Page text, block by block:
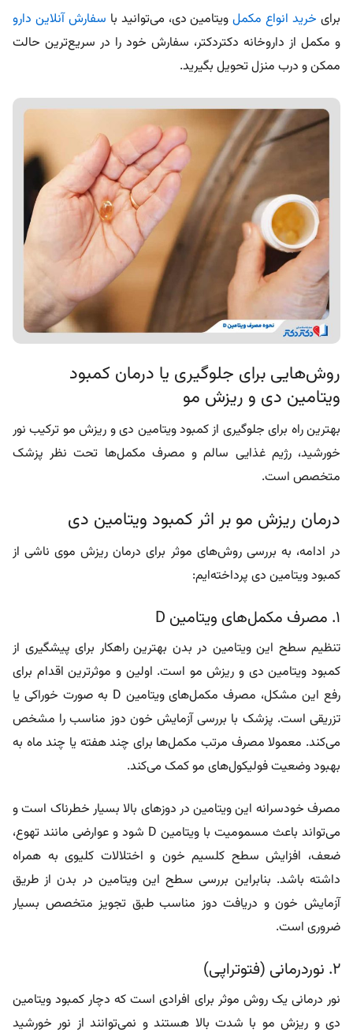
ممکن و درب منزل تحویل بگیرید.
روش‌هایی برای جلوگیری یا درمان کمبود
ویتامین دی و ریزش مو
بهترین راه برای جلوگیری از کمبود ویتامین دی و ریزش مو ترکیب نور
خورشید، رژیم غذایی سالم و مصرف مکمل‌ها تحت نظر پزشک
متخصص است.
درمان ریزش مو بر اثر کمبود ویتامین دی
کمبود ویتامین دی پرداخته‌ایم:
۱. مصرف مکمل‌های ویتامین D
کمبود ویتامین دی و ریزش مو است. اولین و موثرترین اقدام برای
رفع این مشکل، مصرف مکمل‌های ویتامین D به صورت خوراکی یا
تزریقی است. پزشک با بررسی آزمایش خون دوز مناسب را مشخص
می‌کند. معمولا مصرف مرتب مکمل‌ها برای چند هفته یا چند ماه به
بهبود وضعیت فولیکول‌های مو کمک می‌کند.
مصرف خودسرانه این ویتامین در دوزهای بالا بسیار خطرناک است و
ضعف، افزایش سطح کلسیم خون و اختلالات کلیوی به همراه
داشته باشد. بنابراین بررسی سطح این ویتامین در بدن از طریق
آزمایش خون و دریافت دوز مناسب طبق تجویز متخصص بسیار
ضروری است.
۲. نوردرمانی (فتوتراپی)
دی و ریزش مو با شدت بالا هستند و نمی‌توانند از نور خورشید
استفاده کنند. قرار گرفتن در معرض دستگاه‌های نور UVB در مراکز
درمانی تحت نظر دکتر پوست و مو به تامین ویتامین دی مورد نیاز